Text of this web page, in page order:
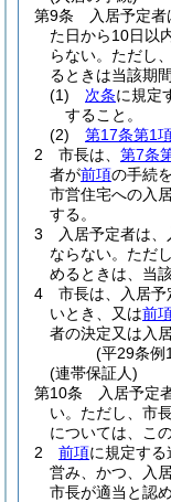
第9条
入居予定者
た日から10日以
らない。 ただし
るときは当該期
(1)
次条に規定
すること。
(2)
第17条第1
2
市長は、 第7条
者が前項の手続
市営住宅への入
する。
3
入居予定者は
ならない。 ただ
めるときは、当
4
市長は、入居予
いとき、又は前
者の決定又は入
(平29条例
(連帯保証人)
第10条
入居予定
い。 ただし、市
については、こ
2
前項に規定す
営み、かつ、入
市長が適当と認